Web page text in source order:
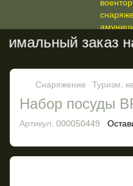
заказ на
Снаряжение Туризм,
Набор посуды
Артикул: 000050449